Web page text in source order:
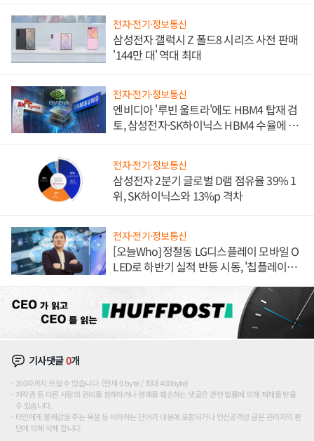
전자·전기·정보통신
삼성전자 갤럭시 Z 폴드8 시리즈 사전 판매
'144만 대' 역대 최대
전자·전기·정보통신
엔비디아 '루빈 울트라'에도 HBM4 탑재 검
토, 삼성전자·SK하이닉스 HBM4 수율에 주
전자·전기·정보통신
삼성전자 2분기 글로벌 D램 점유율 39% 1
위, SK하이닉스와 13%p 격차
전자·전기·정보통신
[오늘Who] 정철동 LG디스플레이 모바일 O
LED로 하반기 실적 반등 시동, '칩플레이
기사댓글0개
200자까지 쓰실 수 있습니다. (현재 0 byte / 최대 400byte)
저작권 등 다른 사람의 권리를 침해하거나 명예를 훼손하는 댓글은 관련 법률에 의해 제재를 받을
수 있습니다.
타인에게 불쾌감을 주는 욕설 등 비하하는 단어가 내용에 포함되거나 인신공격성 글은 관리자의 판
단에 의해 삭제 합니다.